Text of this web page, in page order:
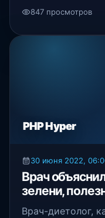
Huawei, которая
спокойно
с поддержкой
847 просмотров
PHP Hyper
30 июня 2022,
Врач
зелени,
Врач-диетолог,